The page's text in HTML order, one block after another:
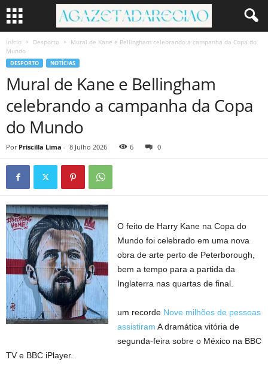
Início Desporto
Mural de Kane e Bellingham celebrando a campanha da Copa do
Mundo
DESPORTO NOTÍCIAS
Mural de Kane e Bellingham
celebrando a campanha da Copa
do Mundo
Por Priscilla Lima - 8 Julho 2026 6 0
O feito de Harry Kane na Copa do
Mundo foi celebrado em uma nova
obra de arte perto de Peterborough,
bem a tempo para a partida da
Inglaterra nas quartas de final.
um recorde Nove milhões de pessoas
assistiram A dramática vitória de
segunda-feira sobre o México na BBC
TV e BBC iPlayer.